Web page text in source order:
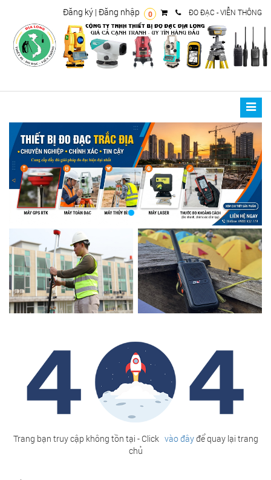
0 ĐO ĐẠC - VIỄN THÔNG
Đăng ký | Đăng nhập
Toggle
Trang bạn truy cập không tồn tại - Click vào đâyđể quay lại trang
chủ